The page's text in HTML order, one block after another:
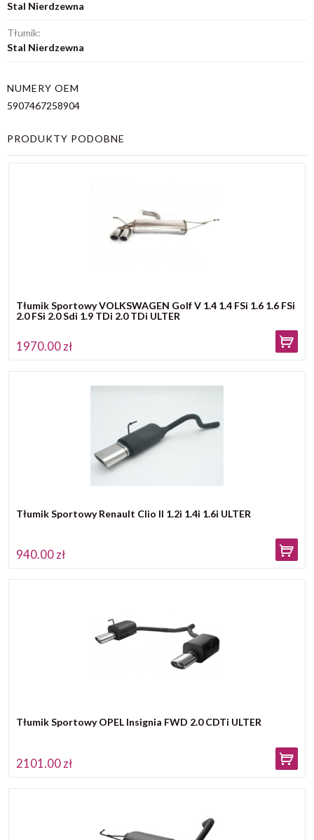
Stal Nierdzewna
Tłumik:
Stal Nierdzewna
NUMERY OEM
5907467258904
PRODUKTY PODOBNE
Tłumik Sportowy VOLKSWAGEN Golf V 1.4 1.4 FSi 1.6 1.6 FSi
2.0 FSi 2.0 Sdi 1.9 TDi 2.0 TDi ULTER
1970.00 zł
Tłumik Sportowy Renault Clio II 1.2i 1.4i 1.6i ULTER
940.00 zł
Tłumik Sportowy OPEL Insignia FWD 2.0 CDTi ULTER
2101.00 zł